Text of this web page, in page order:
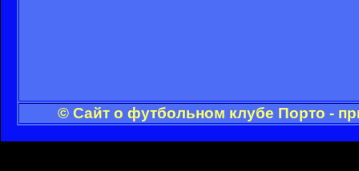
© Сайт о футбольном клубе Порто -